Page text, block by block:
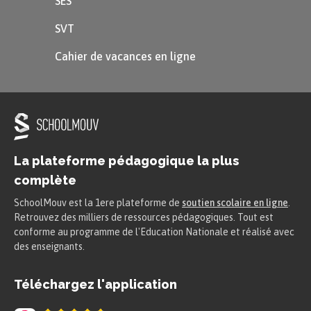
Question 3
«Comparaison 2009-2013», on donne le taux de
en 2013, pour les départements étudiés
a.Utiliser la feuille de calcul pour construire un
diagramme en bâtons permettant de comparer
les deux taux pour chaque département.
des départements pour lesquels le taux de
SVT
Cahier de vacances en ligne
La plateforme pédagogique la plus
complète
SchoolMouv est la 1ere plateforme de soutien scolaire en ligne
Retrouvez des milliers de ressources pédagogiques. Tout est
conforme au programme de l'Education Nationale et réalisé avec
des enseignants.
Téléchargez l'application